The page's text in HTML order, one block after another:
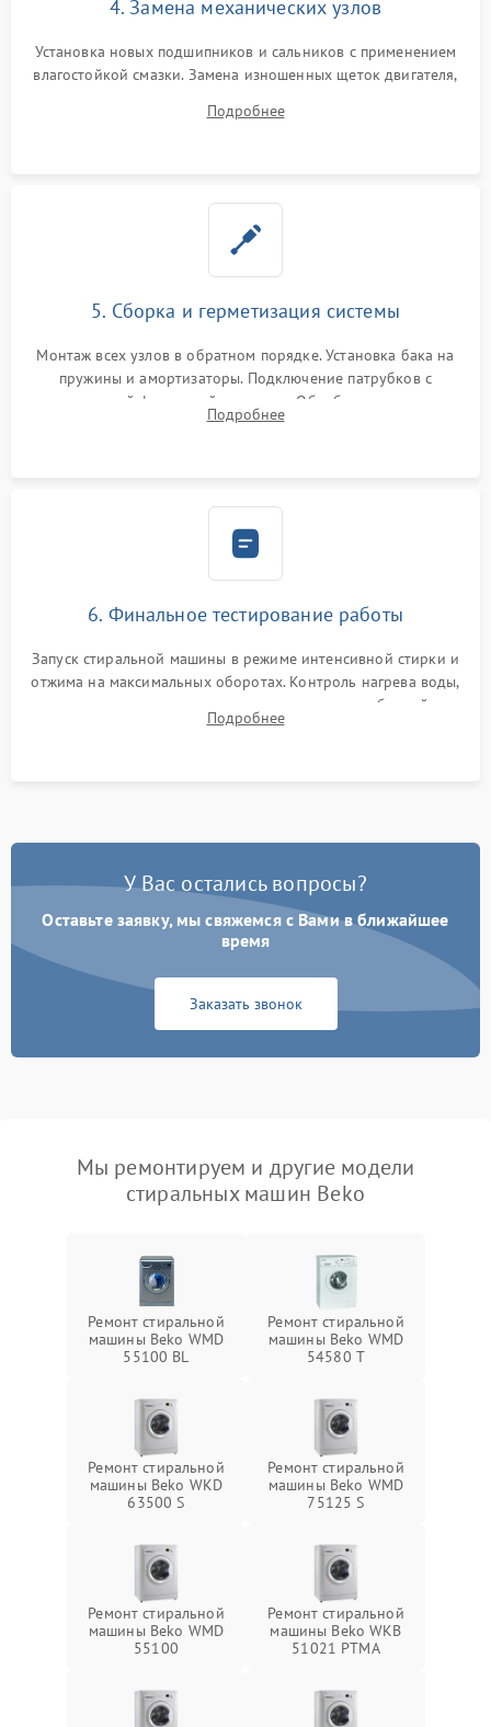
4. Замена механических узлов
Установка новых подшипников и сальников с применением
влагостойкой смазки. Замена изношенных щеток двигателя,
или поврежденной резиновой манжеты.
Подробнее
5. Сборка и герметизация системы
Монтаж всех узлов в обратном порядке. Установка бака на
пружины и амортизаторы. Подключение патрубков с
надежной фиксацией хомутами. Обработка стыков
герметиком для предотвращения возможных протечек воды.
Подробнее
6. Финальное тестирование работы
Запуск стиральной машины в режиме интенсивной стирки и
отжима на максимальных оборотах. Контроль нагрева воды,
корректности слива, отсутствия излишних вибраций,
посторонних стуков и протечек под корпусом.
Подробнее
У Вас остались вопросы?
Оставьте заявку, мы свяжемся с Вами в ближайшее
время
Заказать звонок
Мы ремонтируем и другие модели
стиральных машин Beko
Ремонт стиральной
машины Beko WMD
55100 BL
Ремонт стиральной
машины Beko WMD
54580 T
Ремонт стиральной
машины Beko WKD
63500 S
Ремонт стиральной
машины Beko WMD
75125 S
Ремонт стиральной
машины Beko WMD
55100
Ремонт стиральной
машины Beko WKB
51021 PTМА